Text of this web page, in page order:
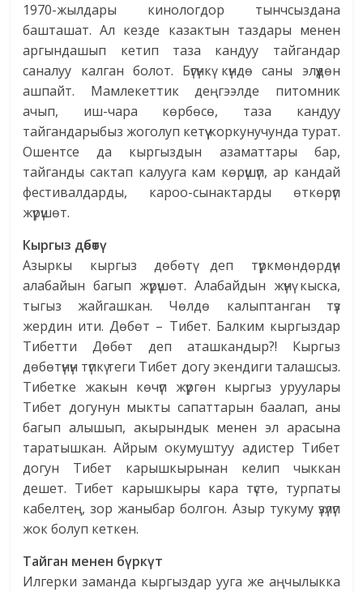
1970-жылдары кинологдор тынчсыздана
башташат. Ал кезде казактын таздары менен
аргындашып кетип таза кандуу тайгандар
саналуу калган болот. Бүгүнкү күндө саны элүүдөн
ашпайт. Мамлекеттик деңгээлде питомник
ачып, иш-чара көрбөсө, таза кандуу
тайгандарыбыз жоголуп кетүү коркунучунда турат.
Ошентсе да кыргыздын азаматтары бар,
тайганды сактап калууга кам көрүшүп, ар кандай
фестивалдарды, кароо-сынактарды өткөрүп
жүрүшөт.
Кыргыз дөбөтү
Азыркы кыргыз дөбөтү деп түркмөндөрдүн
алабайын багып жүрүшөт. Алабайдын жүнү кыска,
тыгыз жайгашкан. Чөлдө калыптанган түз
жердин ити. Дөбөт – Тибет. Балким кыргыздар
Тибетти Дөбөт деп аташкандыр?! Кыргыз
дөбөтүнүн түпкү теги Тибет догу экендиги талашсыз.
Тибетке жакын көчүп жүргөн кыргыз уруулары
Тибет догунун мыкты сапаттарын баалап, аны
багып алышып, акырындык менен эл арасына
таратышкан. Айрым окумуштуу адистер Тибет
догун Тибет карышкырынан келип чыккан
дешет. Тибет карышкыры кара түстө, турпаты
кабелтең, зор жаныбар болгон. Азыр тукуму үзүлүп
жок болуп кеткен.
Тайган менен бүркүт
Илгерки заманда кыргыздар ууга же аңчылыкка